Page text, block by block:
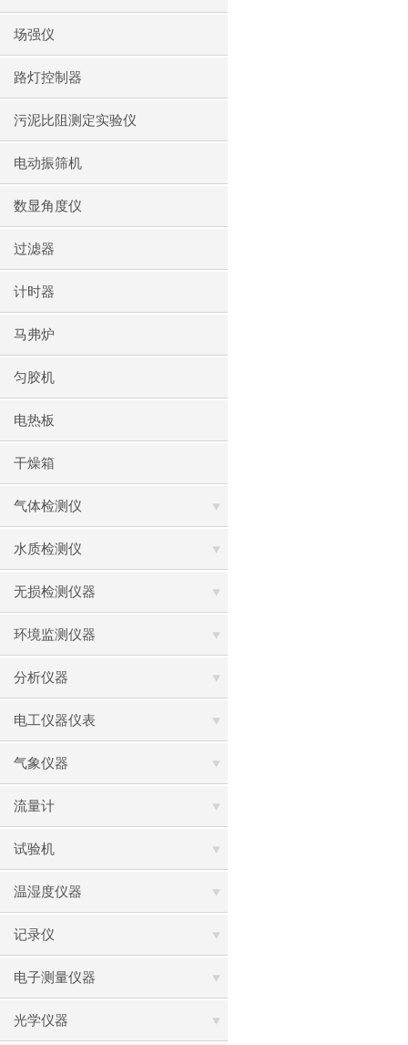
场强仪
路灯控制器
污泥比阻测定实验仪
电动振筛机
数显角度仪
过滤器
计时器
马弗炉
匀胶机
电热板
干燥箱
气体检测仪
水质检测仪
无损检测仪器
环境监测仪器
分析仪器
电工仪器仪表
气象仪器
流量计
试验机
温湿度仪器
记录仪
电子测量仪器
光学仪器